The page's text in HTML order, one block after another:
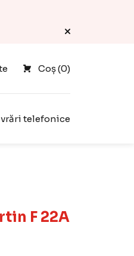
Coș (0)
telefonice
F 22A